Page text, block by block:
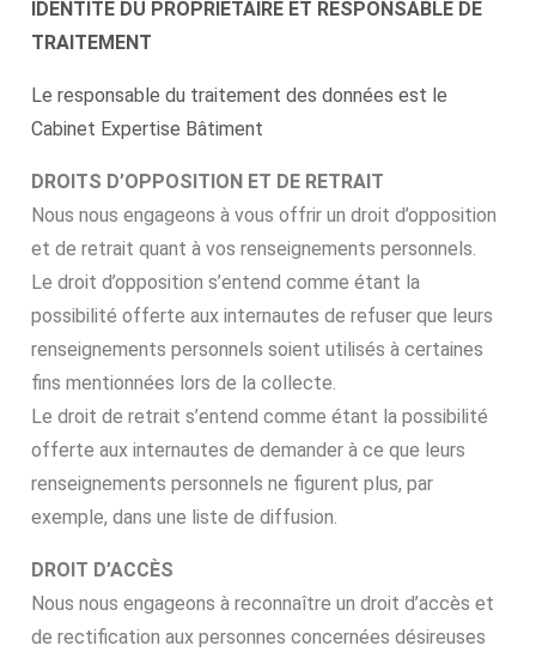
IDENTITÉ DU PROPRIÉTAIRE ET RESPONSABLE DE
TRAITEMENT
Le responsable du traitement des données est le
Cabinet Expertise Bâtiment
DROITS D’OPPOSITION ET DE RETRAIT
Nous nous engageons à vous offrir un droit d’opposition
et de retrait quant à vos renseignements personnels.
Le droit d’opposition s’entend comme étant la
possibilité offerte aux internautes de refuser que leurs
renseignements personnels soient utilisés à certaines
fins mentionnées lors de la collecte.
Le droit de retrait s’entend comme étant la possibilité
offerte aux internautes de demander à ce que leurs
renseignements personnels ne figurent plus, par
exemple, dans une liste de diffusion.
DROIT D’ACCÈS
Nous nous engageons à reconnaître un droit d’accès et
de rectification aux personnes concernées désireuses